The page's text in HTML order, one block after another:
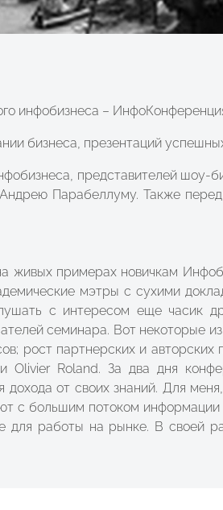
инфобизнеса –
бизнеса, презентаций
представителей шоу-
Парабеллуму. Также
живых примерах новичкам
мэтры с сухими
с интересом еще часик
семинара. Вот некоторые
рост партнерских и
Olivier Roland. За два дня
от своих знаний. Для
с большим потоком
для работы на рынке. В своей